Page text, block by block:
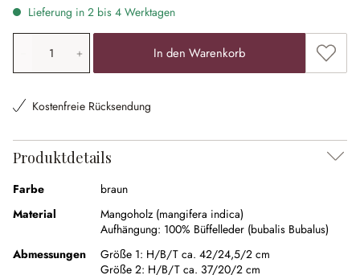
Lieferung in 2 bis 4 Werktagen
Produkt Anzahl: Gib den gewünschten Wert ein oder
In den Warenkorb Zum
Kostenfreie Rücksendung
Produktdetails
Farbe
braun
Material
Mangoholz (mangifera indica)
Aufhängung: 100% Büffelleder (bubalis Bubalus)
Abmessungen
Größe 1: H/B/T ca. 42/24,5/2 cm
Größe 2: H/B/T ca. 37/20/2 cm